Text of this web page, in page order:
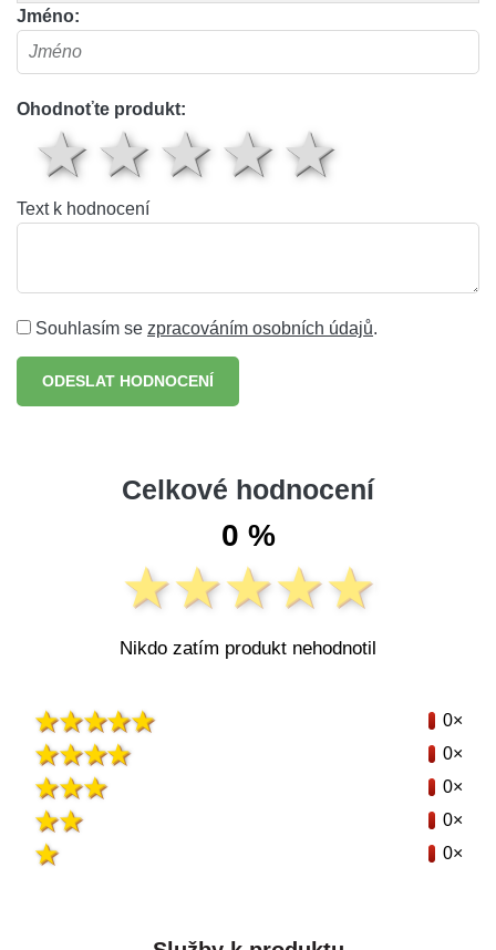
Jméno:
Ohodnoťte produkt:
4
3 hvězdy
2 hvězdy
1 hvězda
Text k hodnocení
Souhlasím se zpracováním osobních údajů.
ODESLAT HODNOCENÍ
Celkové hodnocení
0 %
Nikdo zatím produkt nehodnotil
0×
0×
0×
0×
0×